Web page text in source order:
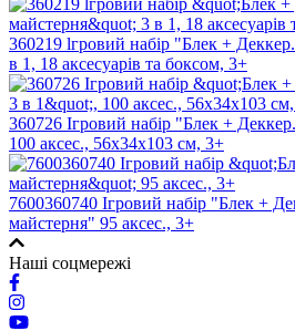
360219 lгровий набiр "Блек +
в 1, 18 aкcecуapiв та боксом, 3+
360726 Ігровий набір "Блек +
100 аксес., 56х34х103 см, 3+
7600360740 Ігровий набір "Блек +
майстерня" 95 аксес., 3+
Наші соцмережі